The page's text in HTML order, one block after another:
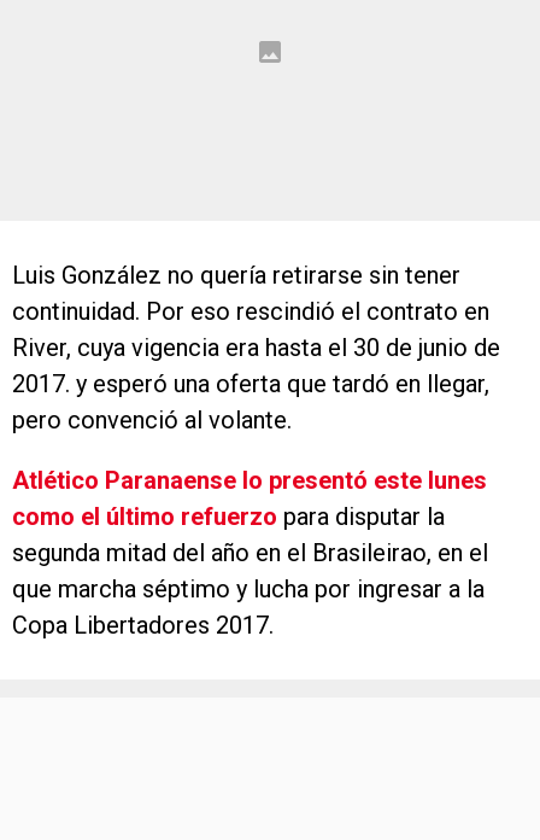
Luis González no quería retirarse sin tener
continuidad. Por eso rescindió el contrato en
River, cuya vigencia era hasta el 30 de junio de
2017. y esperó una oferta que tardó en llegar,
pero convenció al volante.
Atlético Paranaense lo presentó este lunes
como el último refuerzo para disputar la
segunda mitad del año en el Brasileirao, en el
que marcha séptimo y lucha por ingresar a la
Copa Libertadores 2017.